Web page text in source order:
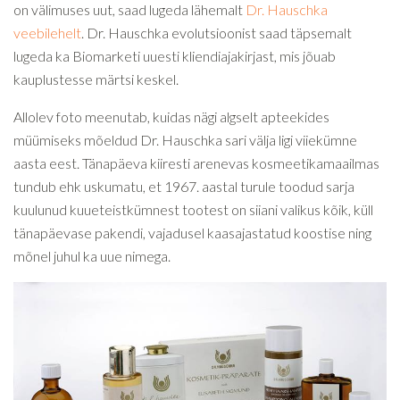
on välimuses uut, saad lugeda lähemalt Dr. Hauschka
veebilehelt. Dr. Hauschka evolutsioonist saad täpsemalt
lugeda ka Biomarketi uuesti kliendiajakirjast, mis jõuab
kauplustesse märtsi keskel.
Allolev foto meenutab, kuidas nägi algselt apteekides
müümiseks mõeldud Dr. Hauschka sari välja ligi viiekümne
aasta eest. Tänapäeva kiiresti arenevas kosmeetikamaailmas
tundub ehk uskumatu, et 1967. aastal turule toodud sarja
kuulunud kuueteistkümnest tootest on siiani valikus kõik, küll
tänapäevase pakendi, vajadusel kaasajastatud koostise ning
mõnel juhul ka uue nimega.